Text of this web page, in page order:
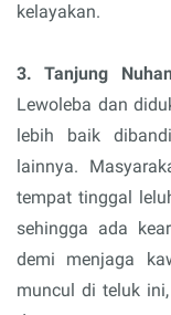
kelayakan.
3. Tanjung
Lewoleba dan
lebih baik
lainnya.
tempat tinggal
sehingga ada
demi menjaga
muncul di teluk